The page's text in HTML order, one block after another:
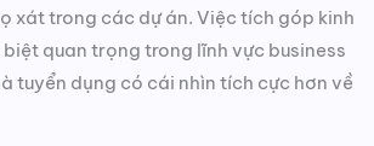
xát trong các dự án. Việc tích góp kinh
quan trọng trong lĩnh vực business
tuyển dụng có cái nhìn tích cực hơn về